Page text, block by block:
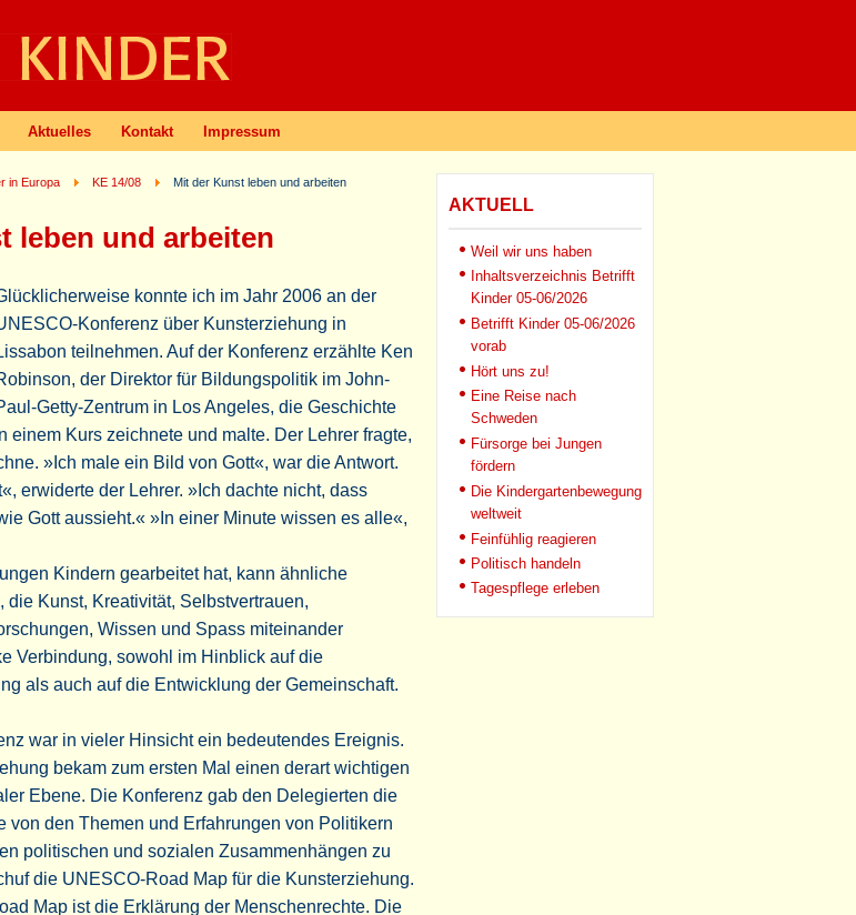
Aktuelles Kontakt Impressum
in Europa KE 14/08 Mit der Kunst leben und arbeiten
leben und arbeiten
konnte ich im Jahr 2006 an der
Konferenz über Kunsterziehung in
teilnehmen. Auf der Konferenz erzählte Ken
der Direktor für Bildungspolitik im John-
Getty-Zentrum in Los Angeles, die Geschichte
einem Kurs zeichnete und malte. Der Lehrer fragte,
»Ich male ein Bild von Gott«, war die Antwort.
erwiderte der Lehrer. »Ich dachte nicht, dass
Gott aussieht.« »In einer Minute wissen es alle«,
Kindern gearbeitet hat, kann ähnliche
die Kunst, Kreativität, Selbstvertrauen,
Wissen und Spass miteinander
Verbindung, sowohl im Hinblick auf die
als auch auf die Entwicklung der Gemeinschaft.
war in vieler Hinsicht ein bedeutendes Ereignis.
bekam zum ersten Mal einen derart wichtigen
Ebene. Die Konferenz gab den Delegierten die
von den Themen und Erfahrungen von Politikern
politischen und sozialen Zusammenhängen zu
die UNESCO-Road Map für die Kunsterziehung.
Map ist die Erklärung der Menschenrechte. Die
AKTUELL
Weil wir uns haben
Inhaltsverzeichnis Betrifft
Kinder 05-06/2026
Betrifft Kinder 05-06/2026
vorab
Hört uns zu!
Eine Reise nach
Schweden
Fürsorge bei Jungen
fördern
Die Kindergartenbewegung
weltweit
Feinfühlig reagieren
Politisch handeln
Tagespflege erleben